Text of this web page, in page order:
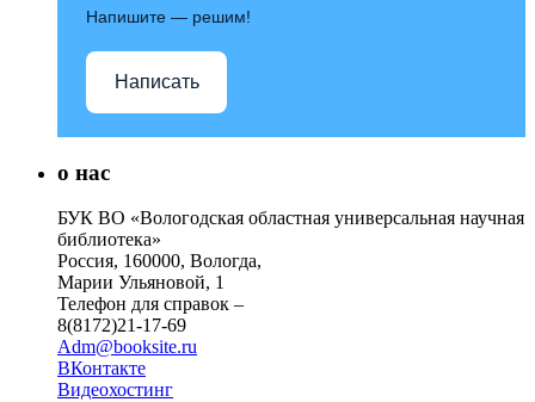
Напишите — решим!
Написать
о нас
БУК ВО «Вологодская областная универсальная научная
библиотека»
Россия, 160000, Вологда,
Марии Ульяновой, 1
Телефон для справок –
8(8172)21-17-69
Adm@booksite.ru
ВКонтакте
Видеохостинг